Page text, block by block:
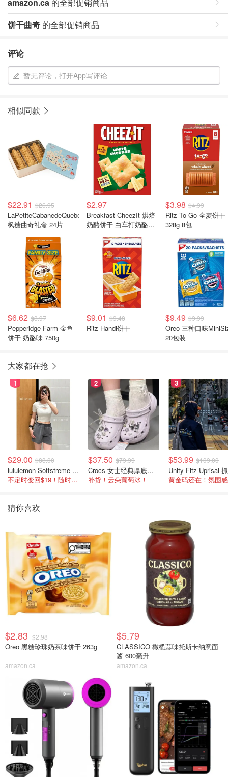
饼干曲奇 的全部促销商品
评论
暂无评论，打开App写评论
相似同款
$22.91 $26.95
LaPetiteCabanedeQuebec
枫糖曲奇礼盒 24片
$2.97
Breakfast CheezIt 烘焙
奶酪饼干 白车打奶酪味
$3.98 $4.99
Ritz To-Go 全麦饼干
328g 8包
$6.62 $8.97
Pepperidge Farm 金鱼
饼干 奶酪味 750g
$9.01 $9.48
Ritz Handi饼干
$9.49 $9.99
Oreo 三种口味
20包装
大家都在抢
1
$29.00 $88.00
lululemon Softstreme 女士高腰短裤 10cm
不定时变回$19！随时点进来看
2
$37.50 $79.99
Crocs 女士经典厚底凉鞋
补货！云朵葡萄冰！
3
$53.99 $109.00
猜你喜欢
$2.83 $2.98
Oreo 黑糖珍珠奶茶味饼干 263g
amazon.ca
$5.79
CLASSICO 橄榄蒜味托斯卡纳意面
酱 600毫升
amazon.ca